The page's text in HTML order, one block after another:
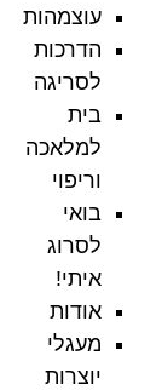
עוצמהות
הדרכות
לסריגה
בית
למלאכה
וריפוי
בואי
לסרוג
איתי!
אודות
מעגלי
יוצרות